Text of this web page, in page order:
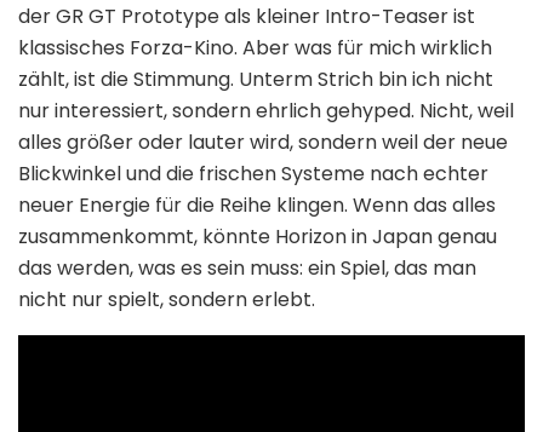
der GR GT Prototype als kleiner Intro-Teaser ist
klassisches Forza-Kino. Aber was für mich wirklich
zählt, ist die Stimmung. Unterm Strich bin ich nicht
nur interessiert, sondern ehrlich gehyped. Nicht, weil
alles größer oder lauter wird, sondern weil der neue
Blickwinkel und die frischen Systeme nach echter
neuer Energie für die Reihe klingen. Wenn das alles
zusammenkommt, könnte Horizon in Japan genau
das werden, was es sein muss: ein Spiel, das man
nicht nur spielt, sondern erlebt.